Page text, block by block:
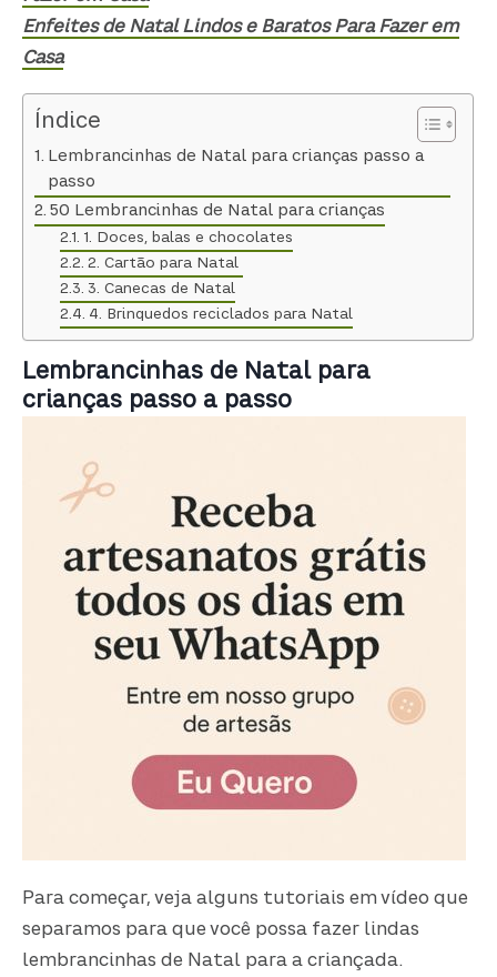
Enfeites de Natal Lindos e Baratos Para Fazer em
Casa
Índice
Lembrancinhas de Natal para crianças passo a
passo
50 Lembrancinhas de Natal para crianças
1. Doces, balas e chocolates
2. Cartão para Natal
3. Canecas de Natal
4. Brinquedos reciclados para Natal
Lembrancinhas de Natal para
crianças passo a passo
Para começar, veja alguns tutoriais em vídeo que
separamos para que você possa fazer lindas
lembrancinhas de Natal para a criançada.